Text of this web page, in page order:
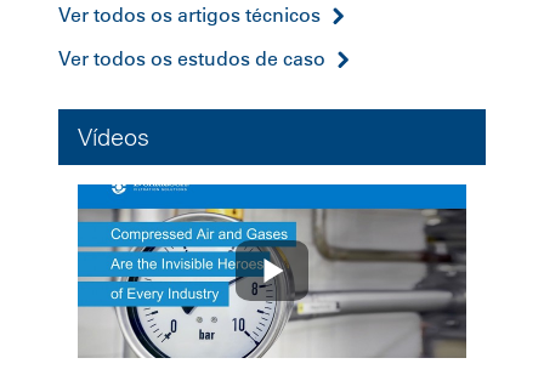
Ver todos os artigos técnicos
Ver todos os estudos de caso
Vídeos